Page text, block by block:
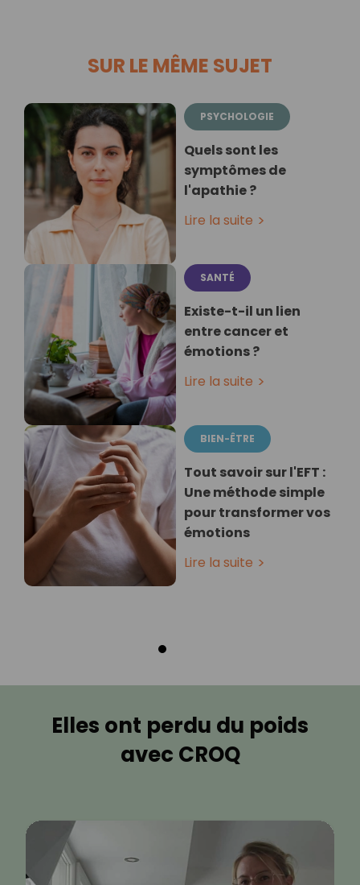
SUR LE MÊME SUJET
PSYCHOLOGIE
Quels sont les
symptômes de
l'apathie ?
Lire la suite
SANTÉ
Existe-t-il un lien
entre cancer et
émotions ?
Lire la suite
BIEN-ÊTRE
Tout savoir sur l'EFT :
Une méthode simple
pour transformer vos
émotions
Lire la suite
Elles ont perdu du poids
avec CROQ